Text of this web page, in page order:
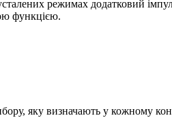
режимах додатковий
функцією.
яку визначають у кожному